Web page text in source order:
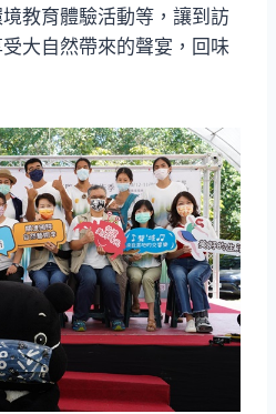
教育體驗活動等，讓到訪
大自然帶來的聲宴，回味